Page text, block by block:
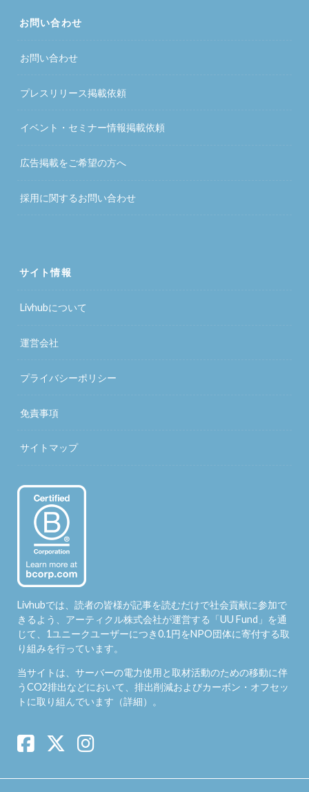
お問い合わせ
お問い合わせ
プレスリリース掲載依頼
イベント・セミナー情報掲載依頼
広告掲載をご希望の方へ
採用に関するお問い合わせ
サイト情報
Livhubについて
運営会社
プライバシーポリシー
免責事項
サイトマップ
Livhubでは、読者の皆様が記事を読むだけで社会貢献に参加で
きるよう、アーティクル株式会社が運営する「UU Fund 」を通
じて、1ユニークユーザーにつき0.1円をNPO団体に寄付する取
り組みを行っています。
当サイトは、サーバーの電力使用と取材活動のための移動に伴
うCO2排出などにおいて、排出削減およびカーボン・オフセッ
トに取り組んでいます（詳細）。